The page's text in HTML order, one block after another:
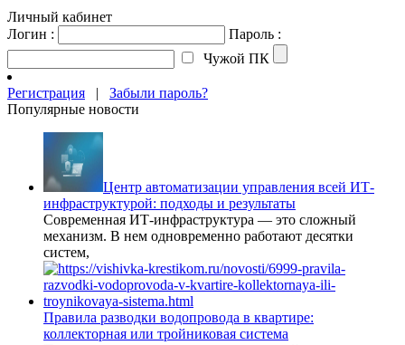
Личный кабинет
Логин :
Пароль :
Чужой ПК
Регистрация | Забыли пароль?
Популярные новости
Центр автоматизации управления всей ИТ-
инфраструктурой: подходы и результаты
Современная ИТ-инфраструктура — это сложный
механизм. В нем одновременно работают десятки
систем,
Правила разводки водопровода в квартире:
коллекторная или тройниковая система